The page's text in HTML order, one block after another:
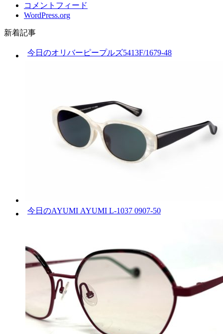
コメントフィード
WordPress.org
新着記事
今日のオリバーピープルズ5413F/1679-48
今日のAYUMI AYUMI L-1037 0907-50